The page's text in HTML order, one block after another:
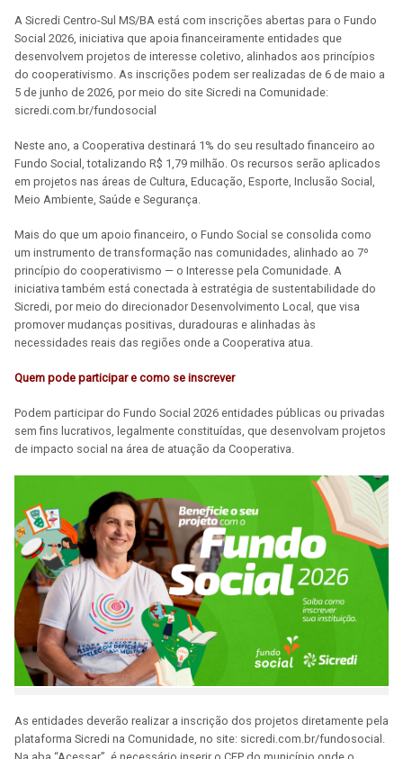
A Sicredi Centro-Sul MS/BA está com inscrições abertas para o Fundo
Social 2026, iniciativa que apoia financeiramente entidades que
desenvolvem projetos de interesse coletivo, alinhados aos princípios
do cooperativismo. As inscrições podem ser realizadas de 6 de maio a
5 de junho de 2026, por meio do site Sicredi na Comunidade:
sicredi.com.br/fundosocial
Neste ano, a Cooperativa destinará 1% do seu resultado financeiro ao
Fundo Social, totalizando R$ 1,79 milhão. Os recursos serão aplicados
em projetos nas áreas de Cultura, Educação, Esporte, Inclusão Social,
Meio Ambiente, Saúde e Segurança.
Mais do que um apoio financeiro, o Fundo Social se consolida como
um instrumento de transformação nas comunidades, alinhado ao 7º
princípio do cooperativismo — o Interesse pela Comunidade. A
iniciativa também está conectada à estratégia de sustentabilidade do
Sicredi, por meio do direcionador Desenvolvimento Local, que visa
promover mudanças positivas, duradouras e alinhadas às
necessidades reais das regiões onde a Cooperativa atua.
Quem pode participar e como se inscrever
Podem participar do Fundo Social 2026 entidades públicas ou privadas
sem fins lucrativos, legalmente constituídas, que desenvolvam projetos
de impacto social na área de atuação da Cooperativa.
As entidades deverão realizar a inscrição dos projetos diretamente pela
plataforma Sicredi na Comunidade, no site: sicredi.com.br/fundosocial.